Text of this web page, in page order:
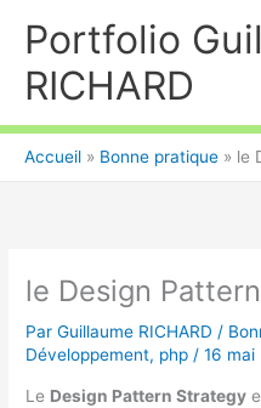
Portfolio
RICHARD
Accueil Bonne pratique le
le Design
ParGuillaume RICHARD /
Développement, php /16 mai
Le Design Pattern Strategy